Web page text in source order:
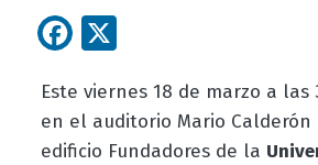
Facebook
Este viernes 18 de marzo a las
en el auditorio Mario Calderón
edificio Fundadores de la